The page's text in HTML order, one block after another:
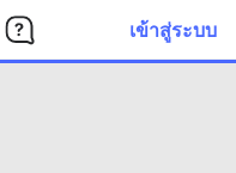
เข้าสู่ระบบ